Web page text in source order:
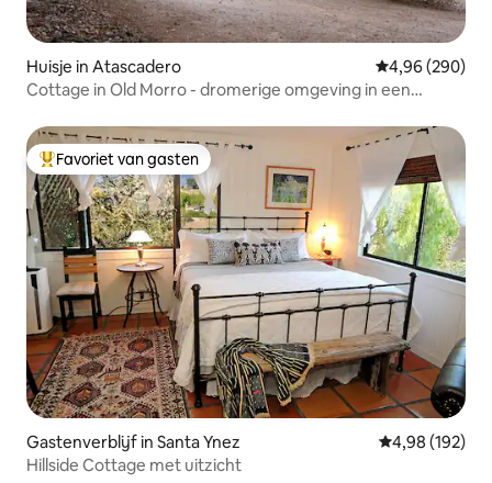
Huisje in Atascadero Gemiddelde
4,96 (290)
Cottage in Old Morro - dromerige omgeving in een
Topfavoriet van gasten
Favoriet van gasten
Gastenverblijf in Santa Ynez Gemiddelde
4,98 (192)
Hillside Cottage met uitzicht